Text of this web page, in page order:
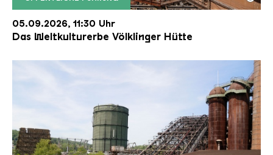
Der Erzschrägaufzug der Völklinger Hütte mit
Copyright: Weltkulturerbe Völklinger Hütte | Karl
05.09.2026, 11:30 Uhr
Das Weltkulturerbe Völklinger Hütte